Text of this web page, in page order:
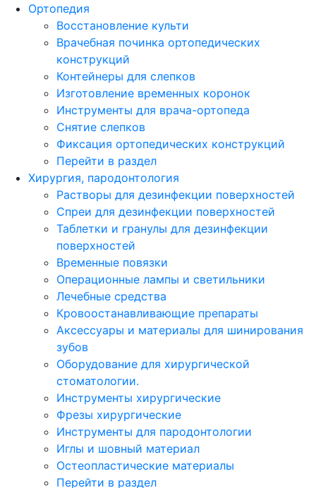
Ортопедия
Восстановление культи
Врачебная починка ортопедических
конструкций
Контейнеры для слепков
Изготовление временных коронок
Инструменты для врача-ортопеда
Снятие слепков
Фиксация ортопедических конструкций
Перейти в раздел
Хирургия, пародонтология
Растворы для дезинфекции поверхностей
Спреи для дезинфекции поверхностей
Таблетки и гранулы для дезинфекции
поверхностей
Временные повязки
Операционные лампы и светильники
Лечебные средства
Кровоостанавливающие препараты
Аксессуары и материалы для шинирования
зубов
Оборудование для хирургической
стоматологии.
Инструменты хирургические
Фрезы хирургические
Инструменты для пародонтологии
Иглы и шовный материал
Остеопластические материалы
Перейти в раздел